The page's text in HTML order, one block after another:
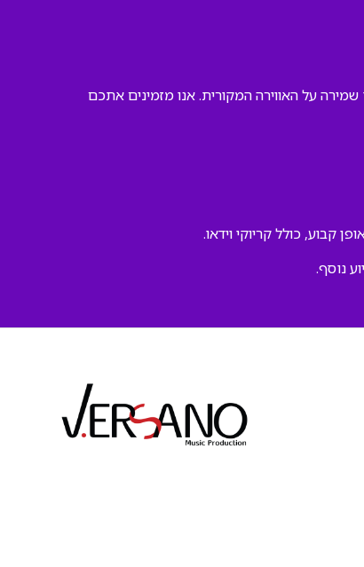
על האווירה המקורית. אנו מזמינים אתכם
קבוע, כולל קריוקי וידאו.
נוסף.